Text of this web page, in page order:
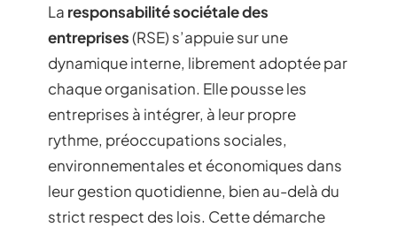
La responsabilité sociétale des
entreprises(RSE) s’appuie sur une
dynamique interne, librement adoptée par
chaque organisation. Elle pousse les
entreprises à intégrer, à leur propre
rythme, préoccupations sociales,
environnementales et économiques dans
leur gestion quotidienne, bien au-delà du
strict respect des lois. Cette démarche